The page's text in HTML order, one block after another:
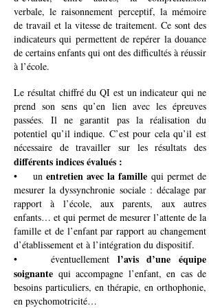
verbale, le raisonnement perceptif, la mémoire
de travail et la vitesse de traitement. Ce sont des
indicateurs qui permettent de repérer la douance
de certains enfants qui ont des difficultés à réussir
à l’école.
Le résultat chiffré du QI est un indicateur qui ne
prend son sens qu’en lien avec les épreuves
passées. Il ne garantit pas la réalisation du
potentiel qu’il indique. C’est pour cela qu’il est
nécessaire de travailler sur les résultats des
différents indices évalués :
• un entretien avec la famille qui permet de
mesurer la dyssynchronie sociale : décalage par
rapport à l’école, aux parents, aux autres
enfants… et qui permet de mesurer l’attente de la
famille et de l’enfant par rapport au changement
d’établissement et à l’intégration du dispositif.
• éventuellement l’avis d’une équipe
soignante qui accompagne l’enfant, en cas de
besoins particuliers, en thérapie, en orthophonie,
en psychomotricité…